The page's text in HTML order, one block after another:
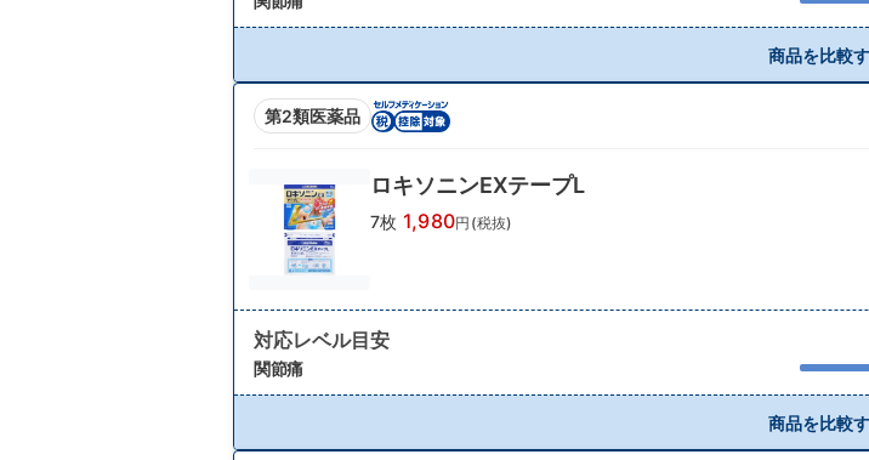
商品を比較
第2類医薬品
ロキソニンEXテープL
7枚 1,980円(税抜)
対応レベル目安
関節痛
商品を比較